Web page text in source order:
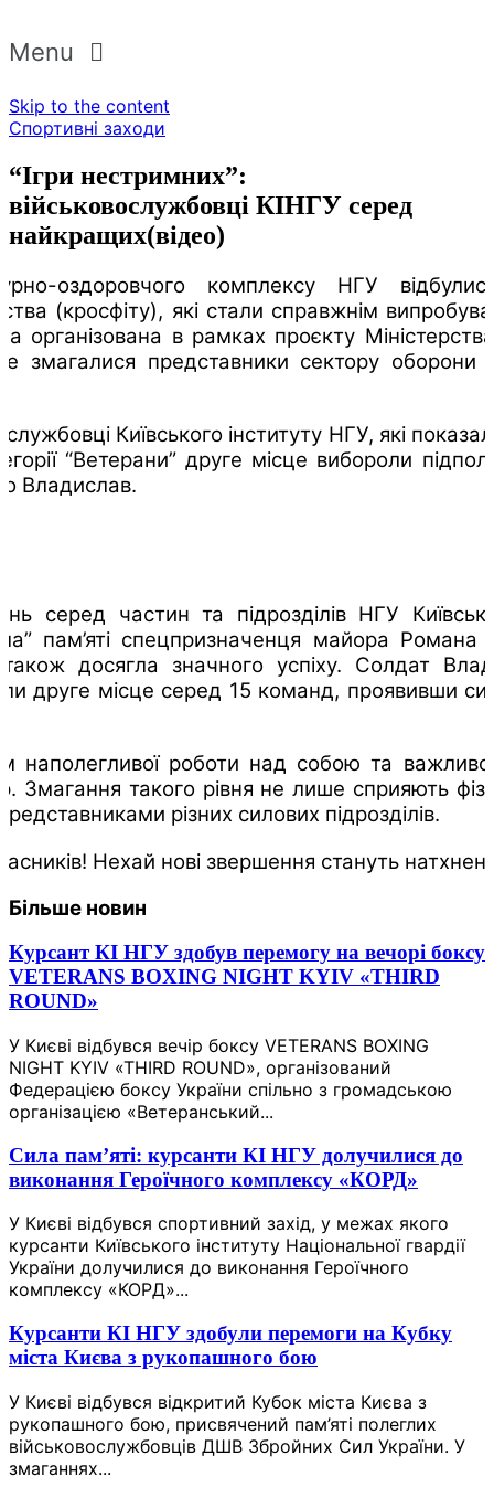
Menu
Skip to the content
Спортивні заходи
“Ігри нестримних”:
військовослужбовці КІНГУ серед
найкращих(відео)
оздоровчого комплексу НГУ
(кросфіту), які стали справжнім
організована в рамках проєкту
змагалися представники сектору оборони
Київського інституту НГУ, які
“Ветерани” друге місце вибороли
Владислав.
серед частин та підрозділів НГУ
пам’яті спецпризначенця майора Романа
досягла значного успіху. Солдат
друге місце серед 15 команд, проявивши
наполегливої роботи над собою та
Змагання такого рівня не лише сприяють
різних силових підрозділів.
Нехай нові звершення стануть
Більше новин
Курсант КІ НГУ здобув перемогу на вечорі боксу
VETERANS BOXING NIGHT KYIV «THIRD
ROUND»
У Києві відбувся вечір боксу VETERANS BOXING
NIGHT KYIV «THIRD ROUND», організований
Федерацією боксу України спільно з громадською
організацією «Ветеранський...
Сила пам’яті: курсанти КІ НГУ долучилися до
виконання Героїчного комплексу «КОРД»
У Києві відбувся спортивний захід, у межах якого
курсанти Київського інституту Національної гвардії
України долучилися до виконання Героїчного
комплексу «КОРД»...
Курсанти КІ НГУ здобули перемоги на Кубку
міста Києва з рукопашного бою
У Києві відбувся відкритий Кубок міста Києва з
рукопашного бою, присвячений пам’яті полеглих
військовослужбовців ДШВ Збройних Сил України. У
змаганнях...